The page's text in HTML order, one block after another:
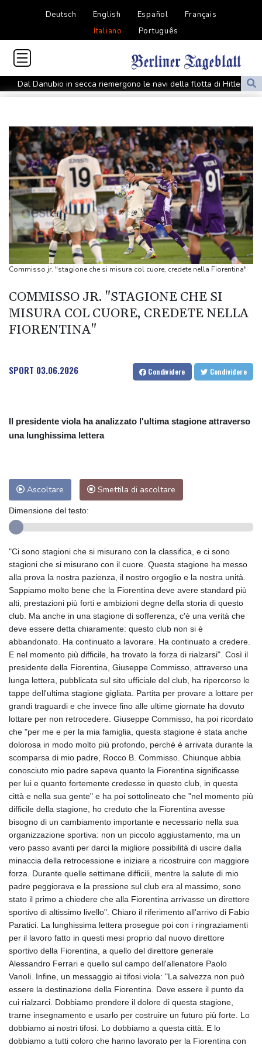
Deutsch English Español
Français
Italiano
Português
Dal Danubio in secca riemergono le navi della flotta di Hitler
Dal Danubio in secca riemergono le navi della flotta di Hitler
Arrestato l'automobilista che ha travolto il gruppo di ciclisti
Ciclismo: Pellizzari vince l'ultima tappa della Vuelta a Burgos
Europei di nuoto: Barnaba e Cosetti argento di coppia 'scritto nel
destino'
MotoGp: Jorge Martin vince la Sprint a Silverstone, Bezzechi terzo
Guccini, l'addio nella sua Pavana. 'Buon viaggio babbo'
Amorim 'sapevamo che avremmo sofferto contro il Chelsea'
Europei di nuoto: argento per Barnaba nei tuffi maschili da 20
metri
Commisso jr. "stagione che si misura col cuore, credete nella Fiorentina"
COMMISSO JR. "STAGIONE CHE SI
MISURA COL CUORE, CREDETE NELLA
FIORENTINA"
SPORT 03.06.2026 Condividere Condividere
Il presidente viola ha analizzato l'ultima stagione attraverso
una lunghissima lettera
Ascoltare Smettila di ascoltare
Dimensione del testo:
"Ci sono stagioni che si misurano con la classifica, e ci sono
stagioni che si misurano con il cuore. Questa stagione ha messo
alla prova la nostra pazienza, il nostro orgoglio e la nostra unità.
Sappiamo molto bene che la Fiorentina deve avere standard più
alti, prestazioni più forti e ambizioni degne della storia di questo
club. Ma anche in una stagione di sofferenza, c'è una verità che
deve essere detta chiaramente: questo club non si è
abbandonato. Ha continuato a lavorare. Ha continuato a credere.
E nel momento più difficile, ha trovato la forza di rialzarsi". Così il
presidente della Fiorentina, Giuseppe Commisso, attraverso una
lunga lettera, pubblicata sul sito ufficiale del club, ha ripercorso le
tappe dell'ultima stagione gigliata. Partita per provare a lottare per
grandi traguardi e che invece fino alle ultime giornate ha dovuto
lottare per non retrocedere. Giuseppe Commisso, ha poi ricordato
che "per me e per la mia famiglia, questa stagione è stata anche
dolorosa in modo molto più profondo, perché è arrivata durante la
scomparsa di mio padre, Rocco B. Commisso. Chiunque abbia
conosciuto mio padre sapeva quanto la Fiorentina significasse
per lui e quanto fortemente credesse in questo club, in questa
città e nella sua gente" e ha poi sottolineato che "nel momento più
difficile della stagione, ho creduto che la Fiorentina avesse
bisogno di un cambiamento importante e necessario nella sua
organizzazione sportiva: non un piccolo aggiustamento, ma un
vero passo avanti per darci la migliore possibilità di uscire dalla
minaccia della retrocessione e iniziare a ricostruire con maggiore
forza. Durante quelle settimane difficili, mentre la salute di mio
padre peggiorava e la pressione sul club era al massimo, sono
stato il primo a chiedere che alla Fiorentina arrivasse un direttore
sportivo di altissimo livello". Chiaro il riferimento all'arrivo di Fabio
Paratici. La lunghissima lettera prosegue poi con i ringraziamenti
per il lavoro fatto in questi mesi proprio dal nuovo direttore
sportivo della Fiorentina, a quello del direttore generale
Alessandro Ferrari e quello sul campo dell'allenatore Paolo
Vanoli. Infine, un messaggio ai tifosi viola: "La salvezza non può
essere la destinazione della Fiorentina. Deve essere il punto da
cui rialzarci. Dobbiamo prendere il dolore di questa stagione,
trarne insegnamento e usarlo per costruire un futuro più forte. Lo
dobbiamo ai nostri tifosi. Lo dobbiamo a questa città. E lo
dobbiamo a tutti coloro che hanno lavorato per la Fiorentina con